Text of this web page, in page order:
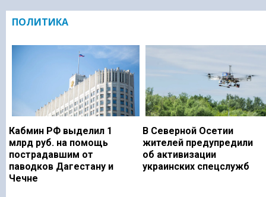
ПОЛИТИКА
Кабмин РФ выделил 1
млрд руб. на помощь
пострадавшим от
паводков Дагестану и
Чечне
В Северной Осетии
жителей предупредили
об активизации
украинских спецслужб